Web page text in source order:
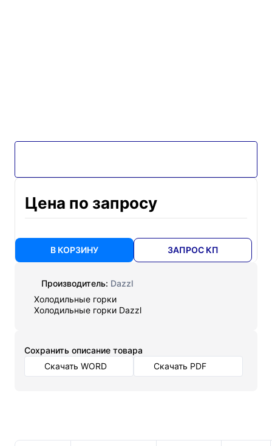
Цена по запросу
В КОРЗИНУ ЗАПРОС КП
Производитель: Dazzl
Холодильные горки
Холодильные горки Dazzl
Cохранить описание товара
Скачать WORD
Скачать PDF